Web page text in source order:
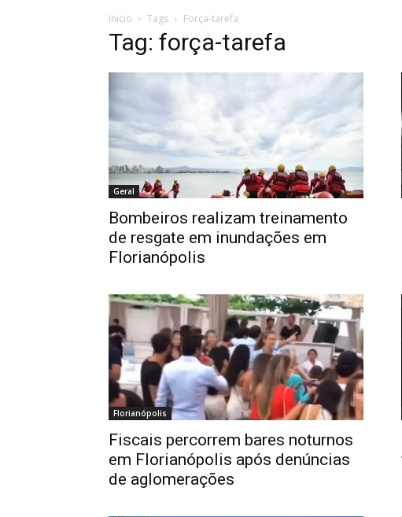
Inicio Tags Força-tarefa
Tag: força-tarefa
Geral
Bombeiros realizam treinamento
de resgate em inundações em
Florianópolis
Florianópolis
Fiscais percorrem bares noturnos
em Florianópolis após denúncias
de aglomerações